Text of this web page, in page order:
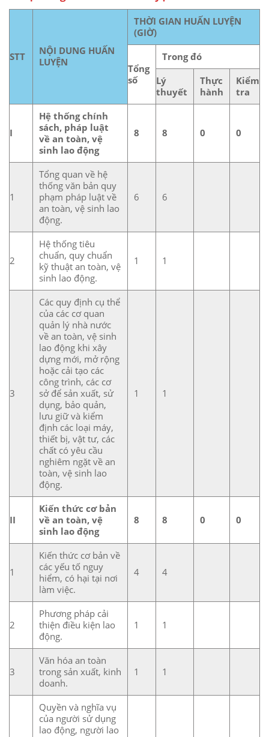
STT
NỘI DUNG HUẤN
LUYỆN
THỜI GIAN HUẤN LUYỆN
(GIỜ)
Tổng
số
Trong đó
Lý
thuyết
Thực
hành
Kiểm
tra
I
Hệ thống chính
sách, pháp luật
về an toàn, vệ
sinh lao động
8 8 0 0
1
Tổng quan về hệ
thống văn bản quy
phạm pháp luật về
an toàn, vệ sinh lao
động.
6 6
2
Hệ thống tiêu
chuẩn, quy chuẩn
kỹ thuật an toàn, vệ
sinh lao động.
1 1
3
Các quy định cụ thể
của các cơ quan
quản lý nhà nước
về an toàn, vệ sinh
lao động khi xây
dựng mới, mở rộng
hoặc cải tạo các
công trình, các cơ
sở để sản xuất, sử
dụng, bảo quản,
lưu giữ và kiểm
định các loại máy,
thiết bị, vật tư, các
chất có yêu cầu
nghiêm ngặt về an
toàn, vệ sinh lao
động.
1 1
II
Kiến thức cơ bản
về an toàn, vệ
sinh lao động
8 8 0 0
1
Kiến thức cơ bản về
các yếu tố nguy
hiểm, có hại tại nơi
làm việc.
4 4
2
Phương pháp cải
thiện điều kiện lao
động.
1 1
3
Văn hóa an toàn
trong sản xuất, kinh
doanh.
1 1
Quyền và nghĩa vụ
của người sử dụng
lao động, người lao